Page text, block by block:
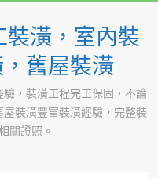
潢，室內裝
舊屋裝潢
，裝潢工程完工保固，不論
裝潢豐富裝潢經驗，完整裝
關證照。